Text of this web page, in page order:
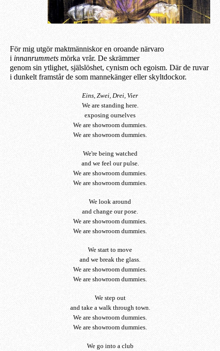
För mig utgör maktmänniskor en oroande närvaro
i innanrummets mörka vrår. De skrämmer
genom sin ytlighet, själslöshet, cynism och egoism. Där de ruvar
i dunkelt framstår de som mannekänger eller skyltdockor.
Eins, Zwei, Drei, Vier
We are standing here.
exposing ourselves
We are showroom dummies.
We are showroom dummies.
We're being watched
and we feel our pulse.
We are showroom dummies.
We are showroom dummies.
We look around
and change our pose.
We are showroom dummies.
We are showroom dummies.
We start to move
and we break the glass.
We are showroom dummies.
We are showroom dummies.
We step out
and take a walk through town.
We are showroom dummies.
We are showroom dummies.
We go into a club